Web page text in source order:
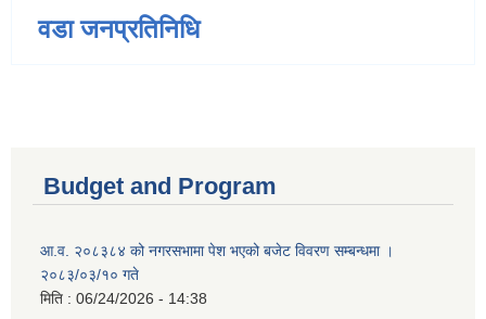
वडा जनप्रतिनिधि
Budget and Program
आ.व. २०८३८४ को नगरसभामा पेश भएको बजेट विवरण सम्बन्धमा ।
२०८३/०३/१० गते
मिति : 06/24/2026 - 14:38